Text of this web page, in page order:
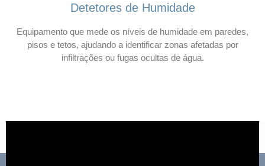
Detetores de Humidade
Equipamento que mede os níveis de humidade em paredes,
pisos e tetos, ajudando a identificar zonas afetadas por
infiltrações ou fugas ocultas de água.